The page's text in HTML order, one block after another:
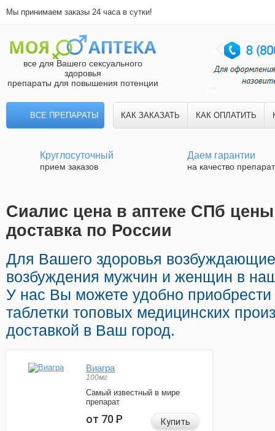
Мы принимаем заказы 24 часа в сутки!
все для Вашего сексуального
здоровья
препараты для повышения потенции
ВСЕ ПРЕПАРАТЫ КАК ЗАКАЗАТЬ КАК ОПЛАТИТЬ
Круглосуточный
прием заказов
Даем гарантии
на качество
Сиалис цена в аптеке СПб
доставка по России
Для Вашего здоровья
возбуждения мужчин и женщин в
У нас Вы можете удобно
таблетки топовых медицинских
доставкой в Ваш город.
Виагра
100мг
Самый известный в мире
препарат
от 70Р Купить